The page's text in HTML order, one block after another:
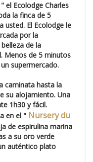
el Ecolodge Charles
la finca de 5
usted. El Ecolodge le
por la
de la
Menos de 5 minutos
supermercado.
caminata hasta la
su alojamiento. Una
1h30 y fácil.
en el " Nursery du
de espirulina marina
a su oro verde
auténtico plato